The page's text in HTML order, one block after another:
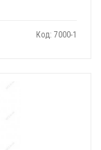
Код: 7000-1